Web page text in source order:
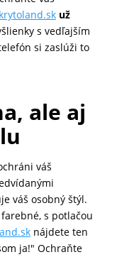
krytoland.sk už
s vedľajším
si zaslúži to
ale aj
váš
váš osobný štýl.
s potlačou
nájdete ten
ja!" Ochraňte